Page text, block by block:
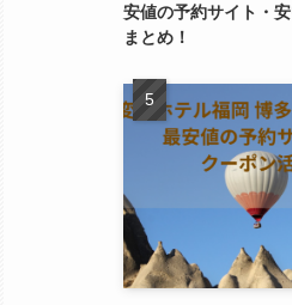
安値の予約サイト・
まとめ！